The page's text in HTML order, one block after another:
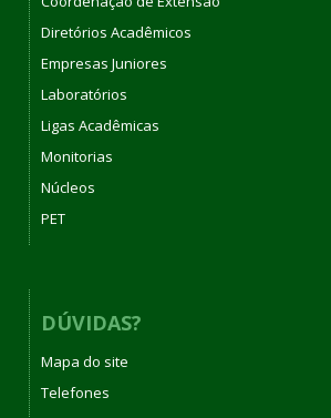
Diretórios Acadêmicos
Empresas Juniores
Laboratórios
Ligas Acadêmicas
Monitorias
Núcleos
PET
DÚVIDAS?
Mapa do site
Telefones